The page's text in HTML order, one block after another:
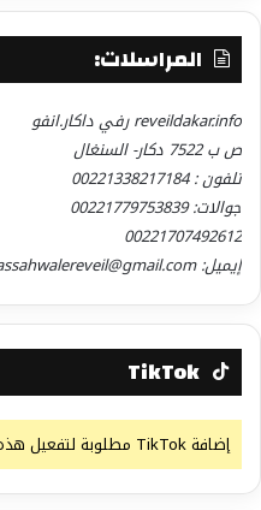
المراسلات:
reveildakar.info رفي داكار.انفو
ص ب 7522 دكار- السنغال
تلفون : 00221338217184
جوالات: 00221779753839
00221707492612
إيميل: assahwalereveil@gmail.com
TikTok
إضافة TikTok مطلوبة لتفعيل هذه المنطقة.